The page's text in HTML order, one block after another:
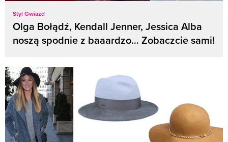
Styl Gwiazd
Olga Bołądź, Kendall Jenner, Jessica Alba
noszą spodnie z baaardzo… Zobaczcie sami!